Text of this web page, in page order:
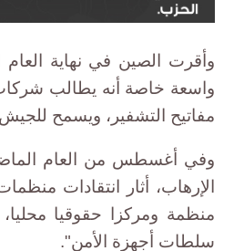
وأقرت الصين في نهاية العام
واسعة خاصة أنه يطالب
مفاتيح التشفير، ويسمح
وفي أغسطس من العام
منظمة ومركزا حقوقيا
سلطات أجهزة الأمن".